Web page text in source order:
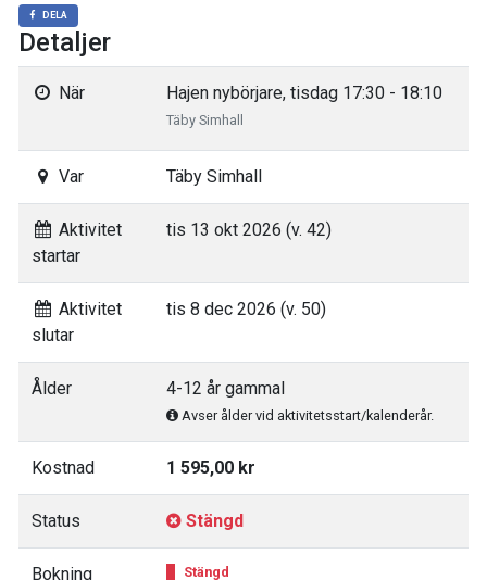
DELA
Detaljer
När Hajen nybörjare, tisdag 17:30 - 18:10
Täby Simhall
Var Täby Simhall
Aktivitet
startar
tis 13 okt 2026 (v. 42)
Aktivitet
slutar
tis 8 dec 2026 (v. 50)
Ålder 4-12 år gammal
Avser ålder vid aktivitetsstart/kalenderår.
Kostnad 1 595,00 kr
Status Stängd
Bokning Stängd